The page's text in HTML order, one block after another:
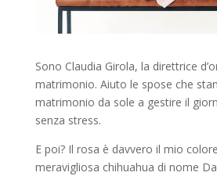
Sono Claudia Girola, la direttrice
matrimonio. Aiuto le spose che
matrimonio da sole a gestire il
senza stress.
E poi? Il rosa è davvero il mio
meravigliosa chihuahua di nome